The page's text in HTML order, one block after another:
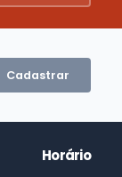
Cadastrar
Horário